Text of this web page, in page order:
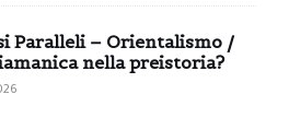
Paralleli – Orientalismo /
nella preistoria?